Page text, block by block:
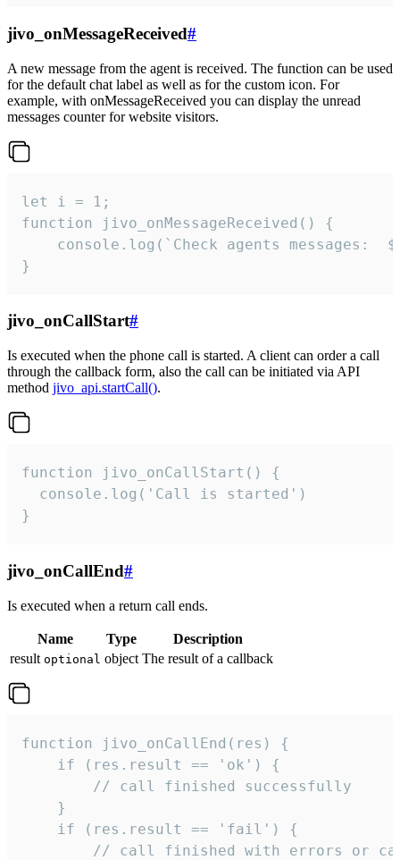
jivo_onMessageReceived#
A new message from the agent is received. The function can be used
for the default chat label as well as for the custom icon. For
example, with onMessageReceived you can display the unread
messages counter for website visitors.
let i = 1;
function jivo_onMessageReceived() {
}
jivo_onCallStart#
Is executed when the phone call is started. A client can order a call
through the callback form, also the call can be initiated via API
method jivo_api.startCall().
function jivo_onCallStart() {
  console.log('Call is started')
}
jivo_onCallEnd#
Is executed when a return call ends.
Name Type
Description
result optional object The result of a callback
function jivo_onCallEnd(res) {
    if (res.result == 'ok') {
        // call finished successfully
    }
    if (res.result == 'fail') {
// call finished with errors or